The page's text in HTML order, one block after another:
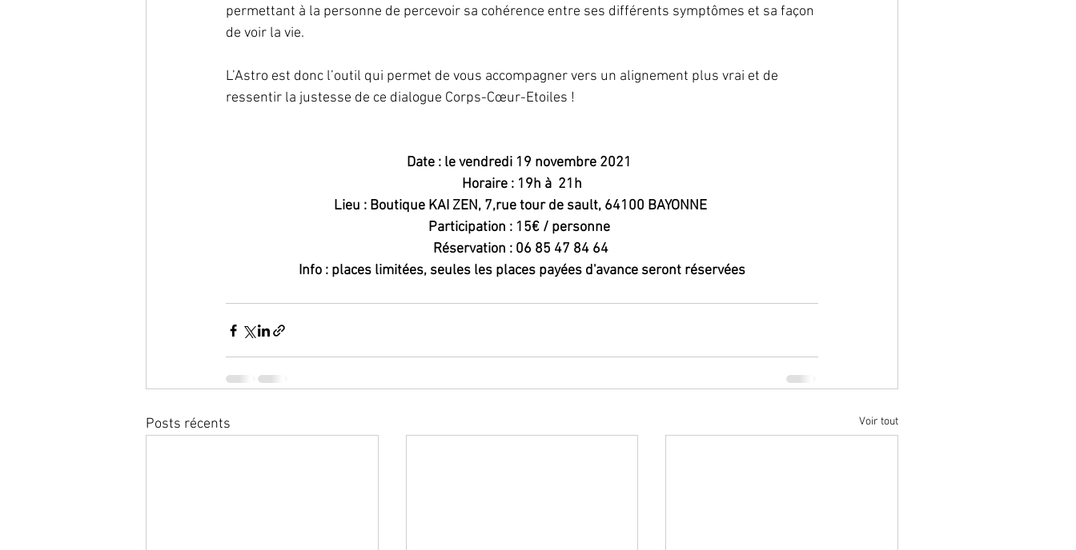
permettant à la personne de percevoir sa cohérence entre ses différents symptômes et sa façon
de voir la vie.
L’Astro est donc l’outil qui permet de vous accompagner vers un alignement plus vrai et de
ressentir la justesse de ce dialogue Corps-Cœur-Etoiles !
Date : le vendredi 19 novembre 2021
Horaire : 19h à  21h
Lieu : Boutique KAI ZEN, 7,rue tour de sault, 64100 BAYONNE
Participation : 15€ / personne
Réservation : 06 85 47 84 64
Info : places limitées, seules les places payées d'avance seront réservées
Posts récents Voir tout